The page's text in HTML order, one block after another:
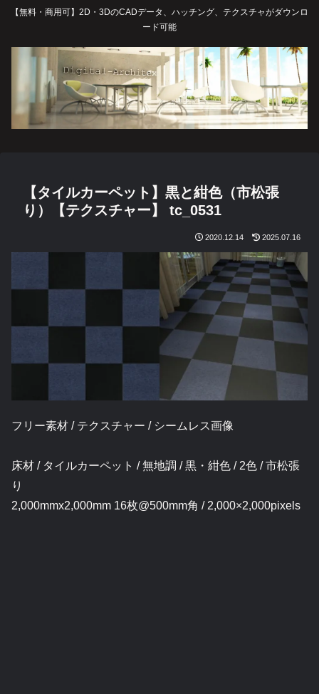
【無料・商用可】2D・3DのCADデータ、ハッチング、テクスチャがダウンロ
ード可能
【タイルカーペット】黒と紺色（市松張
り）【テクスチャー】 tc_0531
2020.12.14 2025.07.16
フリー素材 / テクスチャー / シームレス画像
床材 / タイルカーペット / 無地調 / 黒・紺色 / 2色 / 市松張
り
2,000mmx2,000mm 16枚@500mm角 / 2,000×2,000pixels